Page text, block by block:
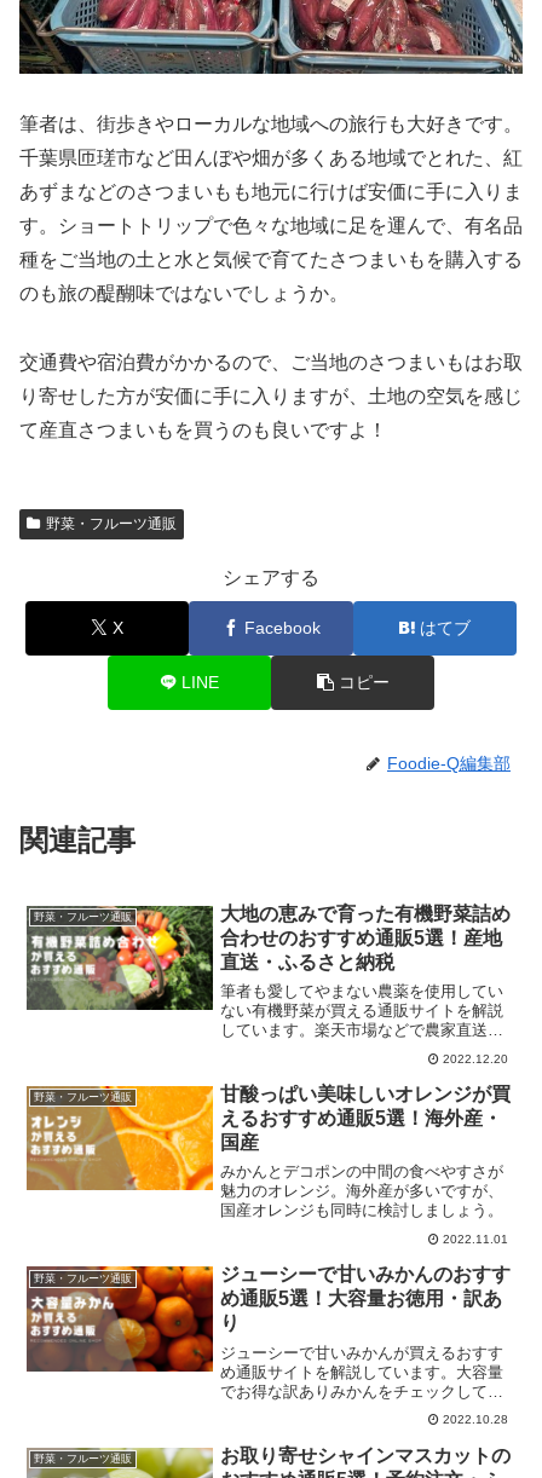
筆者は、街歩きやローカルな地域への旅行も大好きです。
千葉県匝瑳市など田んぼや畑が多くある地域でとれた、紅
あずまなどのさつまいもも地元に行けば安価に手に入りま
す。ショートトリップで色々な地域に足を運んで、有名品
種をご当地の土と水と気候で育てたさつまいもを購入する
のも旅の醍醐味ではないでしょうか。
交通費や宿泊費がかかるので、ご当地のさつまいもはお取
り寄せした方が安価に手に入りますが、土地の空気を感じ
て産直さつまいもを買うのも良いですよ！
野菜・フルーツ通販
シェアする
X Facebook はてブ
LINE コピー
Foodie-Q編集部
関連記事
野菜・フルーツ通販
大地の恵みで育った有機野菜詰め
合わせのおすすめ通販5選！産地
直送・ふるさと納税
筆者も愛してやまない農薬を使用してい
ない有機野菜が買える通販サイトを解説
しています。楽天市場などで農家直送の
季節の野菜の詰め合わせが都度購入でき
2022.12.20
野菜・フルーツ通販
甘酸っぱい美味しいオレンジが買
えるおすすめ通販5選！海外産・
国産
みかんとデコポンの中間の食べやすさが
魅力のオレンジ。海外産が多いですが、
国産オレンジも同時に検討しましょう。
2022.11.01
野菜・フルーツ通販
ジューシーで甘いみかんのおすす
め通販5選！大容量お徳用・訳あ
り
ジューシーで甘いみかんが買えるおすす
め通販サイトを解説しています。大容量
でお得な訳ありみかんをチェックしてく
2022.10.28
野菜・フルーツ通販
お取り寄せシャインマスカットの